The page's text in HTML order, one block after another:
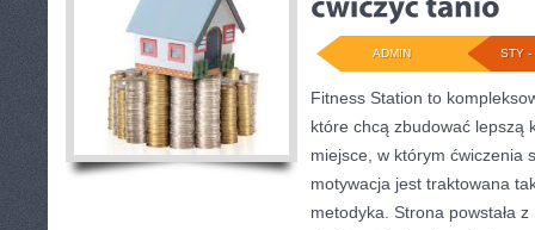
STY -
ADMIN
Fitness Station to
które chcą zbudować lepszą
miejsce, w którym ćwiczenia
motywacja jest traktowana
metodyka. Strona powstała